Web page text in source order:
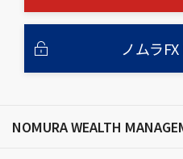
ノムラ
NOMURA WEALTH